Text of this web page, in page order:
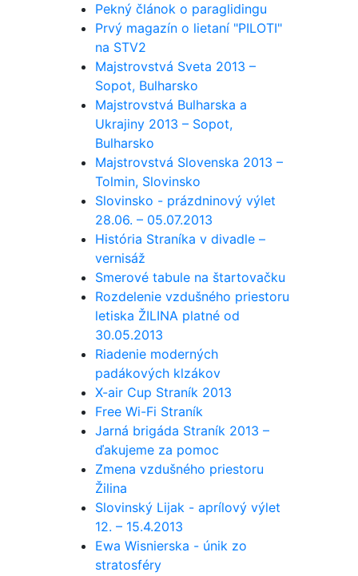
Pekný článok o paraglidingu
Prvý magazín o lietaní "PILOTI"
na STV2
Majstrovstvá Sveta 2013 –
Sopot, Bulharsko
Majstrovstvá Bulharska a
Ukrajiny 2013 – Sopot,
Bulharsko
Majstrovstvá Slovenska 2013 –
Tolmin, Slovinsko
Slovinsko - prázdninový výlet
28.06. – 05.07.2013
História Straníka v divadle –
vernisáž
Smerové tabule na štartovačku
Rozdelenie vzdušného priestoru
letiska ŽILINA platné od
30.05.2013
Riadenie moderných
padákových klzákov
X-air Cup Straník 2013
Free Wi-Fi Straník
Jarná brigáda Straník 2013 –
ďakujeme za pomoc
Zmena vzdušného priestoru
Žilina
Slovinský Lijak - aprílový výlet
12. – 15.4.2013
Ewa Wisnierska - únik zo
stratosféry